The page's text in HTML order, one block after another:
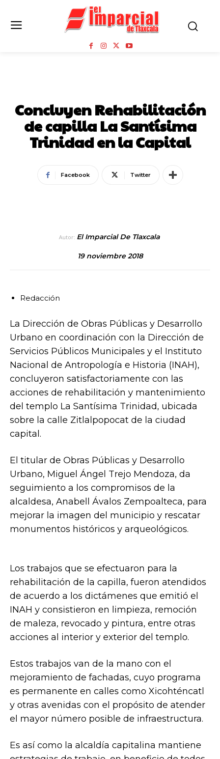
Concluyen Rehabilitación
de capilla La Santísima
Trinidad en la Capital
Facebook Twitter
Autor: El Imparcial De Tlaxcala
19 noviembre 2018
Redacción
La Dirección de Obras Públicas y Desarrollo
Urbano en coordinación con la Dirección de
Servicios Públicos Municipales y el Instituto
Nacional de Antropología e Historia (INAH),
concluyeron satisfactoriamente con las
acciones de rehabilitación y mantenimiento
del templo La Santísima Trinidad, ubicada
sobre la calle Zitlalpopocat de la ciudad
capital.
El titular de Obras Públicas y Desarrollo
Urbano, Miguel Ángel Trejo Mendoza, da
seguimiento a los compromisos de la
alcaldesa, Anabell Ávalos Zempoalteca, para
mejorar la imagen del municipio y rescatar
monumentos históricos y arqueológicos.
Los trabajos que se efectuaron para la
rehabilitación de la capilla, fueron atendidos
de acuerdo a los dictámenes que emitió el
INAH y consistieron en limpieza, remoción
de maleza, revocado y pintura, entre otras
acciones al interior y exterior del templo.
Estos trabajos van de la mano con el
mejoramiento de fachadas, cuyo programa
es permanente en calles como Xicohténcatl
y otras avenidas con el propósito de atender
el mayor número posible de infraestructura.
Es así como la alcaldía capitalina mantiene